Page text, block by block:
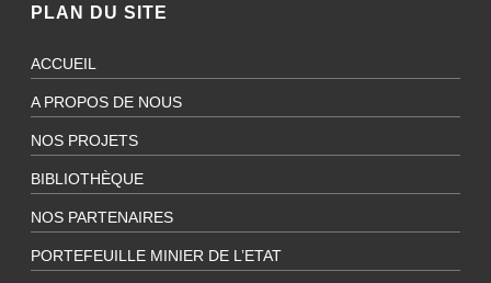
PLAN DU SITE
ACCUEIL
A PROPOS DE NOUS
NOS PROJETS
BIBLIOTHÈQUE
NOS PARTENAIRES
PORTEFEUILLE MINIER DE L’ETAT